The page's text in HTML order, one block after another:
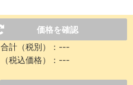
価格を確認
合計（税別）： ---
（税込価格）： ---